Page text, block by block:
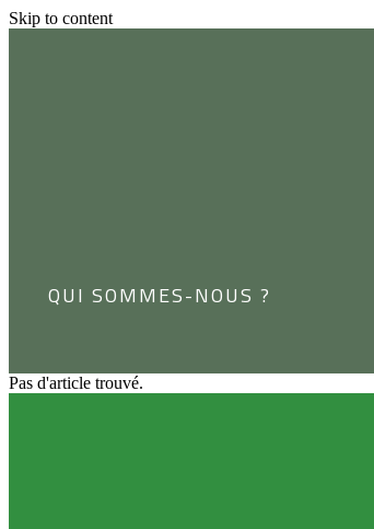
Skip to content
QUI SOMMES-NOUS ?
Pas d'article trouvé.